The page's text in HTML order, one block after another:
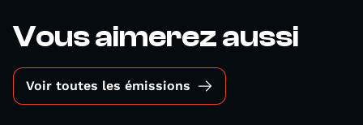
Vous aimerez aussi
Voir toutes les émissions